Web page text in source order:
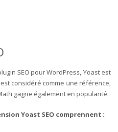
SEO pour WordPress, Yoast est
considéré comme une référence,
gagne également en popularité.
Yoast SEO comprennent :